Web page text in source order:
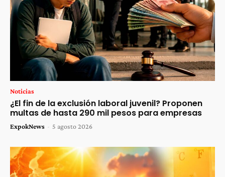
Noticias
¿El fin de la exclusión laboral juvenil? Proponen
multas de hasta 290 mil pesos para empresas
ExpokNews - 5 agosto 2026